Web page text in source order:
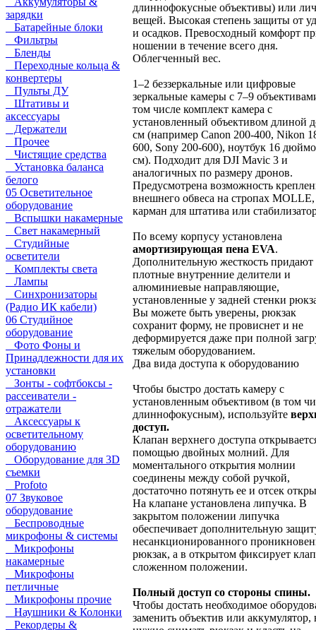
зарядки
Батарейные блоки
Фильтры
Бленды
Переходные кольца &
конвертеры
Пульты ДУ
Штативы и
аксессуары
Держатели
Прочее
Чистящие средства
Установка баланса
белого
05 Осветительное
оборудование
Вспышки накамерные
Свет накамерный
Студийные
осветители
Комплекты света
Лампы
Синхронизаторы
(Радио ИК кабели)
06 Студийное
оборудование
Фото Фоны и
Принадлежности для их
установки
Зонты - софтбоксы -
рассеиватели -
отражатели
Аксессуары к
осветительному
оборудованию
Оборудование для 3D
съемки
Profoto
07 Звуковое
оборудование
Беспроводные
микрофоны & системы
Микрофоны
накамерные
Микрофоны
петличные
Микрофоны прочие
Наушники & Колонки
Рекордеры &
длиннофокусные объективы) или
вещей. Высокая степень защиты от
и осадков. Превосходный комфорт
ношении в течение всего дня.
Облегченный вес.
1–2 беззеркальные или цифровые
зеркальные камеры с 7–9
том числе комплект камера с
установленный объективом длиной
см (например Canon 200-400, Nikon
600, Sony 200-600), ноутбук 16
см). Подходит для DJI Mavic 3 и
аналогичных по размеру дронов.
Предусмотрена возможность
внешнего обвеса на стропах MOLLE,
карман для штатива или
По всему корпусу установлена
амортизирующая пена EVA.
Дополнительную жесткость придают
плотные внутренние делители и
алюминиевые направляющие,
установленные у задней стенки
Вы можете быть уверены, рюкзак
сохранит форму, не провиснет и не
деформируется даже при полной
тяжелым оборудованием.
Два вида доступа к оборудованию
Чтобы быстро достать камеру с
установленным объективом (в том
длиннофокусным), используйте
доступ.
Клапан верхнего доступа
помощью двойных молний. Для
моментального открытия молнии
соединены между собой ручкой,
достаточно потянуть ее и отсек
На клапане установлена липучка. В
закрытом положении липучка
обеспечивает дополнительную
несанкционированного
рюкзак, а в открытом фиксирует
сложенном положении.
Полный доступ со стороны спины.
Чтобы достать необходимое
заменить объектив или аккумулятор,